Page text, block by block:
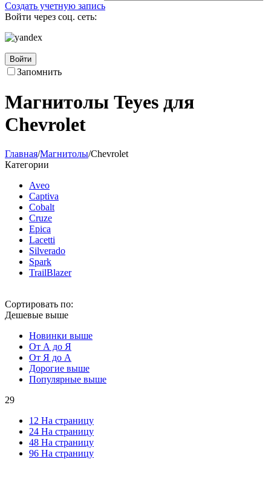
Создать учетную запись
Войти через соц. сеть:
Войти
Запомнить
Магнитолы Teyes для
Chevrolet
Главная/Магнитолы/Chevrolet
Категории
Aveo
Captiva
Cobalt
Cruze
Epica
Lacetti
Silverado
Spark
TrailBlazer
Сортировать по:
Дешевые выше
Новинки выше
От А до Я
От Я до А
Дорогие выше
Популярные выше
29
12 На страницу
24 На страницу
48 На страницу
96 На страницу